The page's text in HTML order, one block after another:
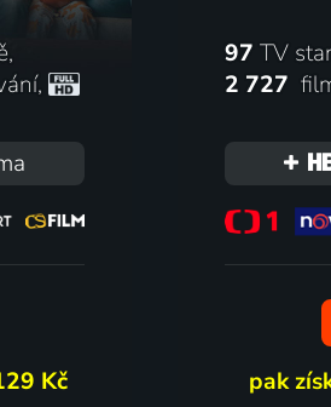
,
Kč
97 TV
2 727
pak